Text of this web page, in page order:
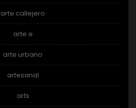
arte callejero
arte e
arte urbano
artesanal
arts